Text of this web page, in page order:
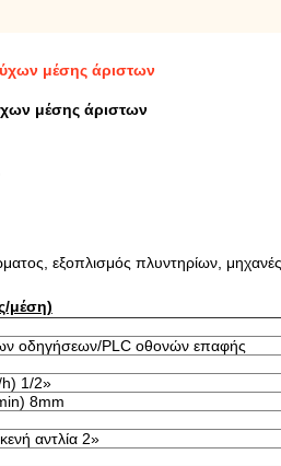
μέσης άριστων
μέσης άριστων
εξοπλισμός πλυντηρίων,
μέση)
οδηγήσεων/PLC οθονών επαφής
1/2»
8mm
αντλία 2»